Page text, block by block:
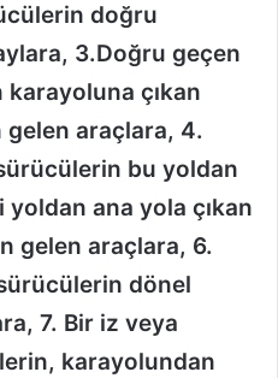
doğru
3.Doğru geçen
çıkan
araçlara, 4.
bu yoldan
ana yola çıkan
gelen araçlara, 6.
dönel
7. Bir iz veya
karayolundan